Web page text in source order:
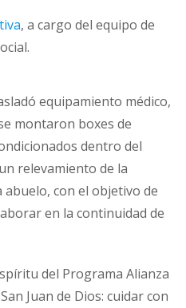
, a cargo del equipo de
equipamiento médico,
montaron boxes de
dentro del
relevamiento de la
abuelo, con el objetivo de
en la continuidad de
del Programa Alianza
Juan de Dios: cuidar con